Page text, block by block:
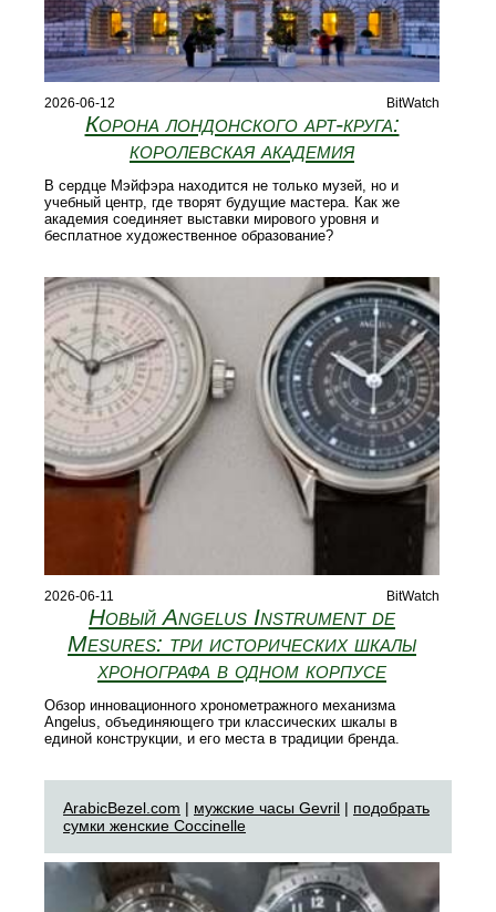
2026-06-12 BitWatch
Корона лондонского арт‑круга:
королевская академия
В сердце Мэйфэра находится не только музей, но и
учебный центр, где творят будущие мастера. Как же
академия соединяет выставки мирового уровня и
бесплатное художественное образование?
2026-06-11 BitWatch
Новый Angelus Instrument de
Mesures: три исторических шкалы
хронографа в одном корпусе
Обзор инновационного хронометражного механизма
Angelus, объединяющего три классических шкалы в
единой конструкции, и его места в традиции бренда.
ArabicBezel.com | мужские часы Gevril | подобрать
сумки женские Coccinelle